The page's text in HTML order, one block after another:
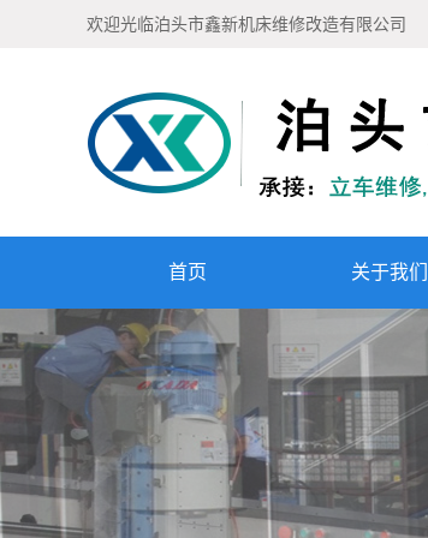
欢迎光临泊头市鑫新机床维修改造有限公司
首页 关于我们